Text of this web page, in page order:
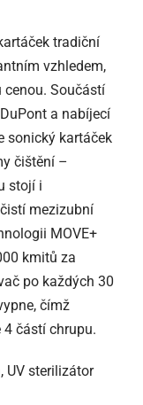
tradiční
vzhledem,
Součástí
a nabíjecí
sonický kartáček
čištění –
stojí i
mezizubní
MOVE+
kmitů za
po každých 30
čímž
4 částí chrupu.
UV sterilizátor